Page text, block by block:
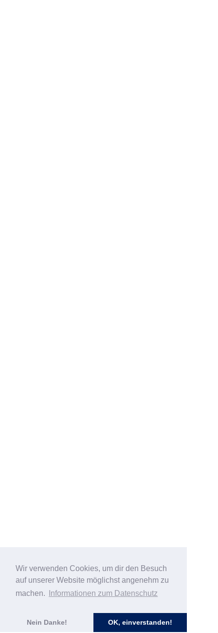
Wir verwenden Cookies, um dir den Besuch
auf unserer Website möglichst angenehm zu
machen.
Informationen zum Datenschutz
Nein Danke! OK, einverstanden!